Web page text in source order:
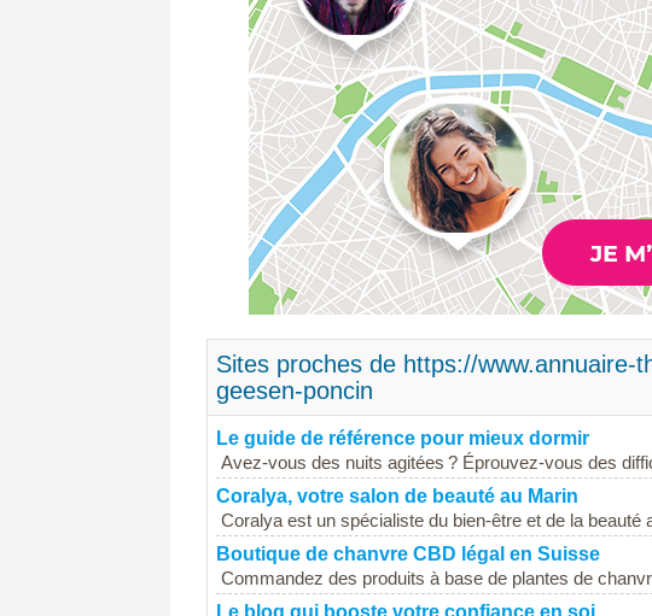
Sites proches de https://
geesen-poncin
Le guide de référence pour mieux dormir
Avez-vous des nuits agitées ? Éprouvez-vous des
Coralya, votre salon de beauté au Marin
Coralya est un spécialiste du bien-être et de la beauté
Boutique de chanvre CBD légal en Suisse
Commandez des produits à base de plantes de
Le blog qui booste votre confiance en soi